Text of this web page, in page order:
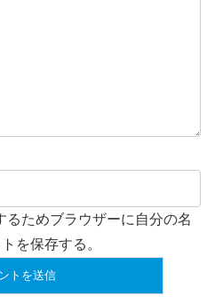
るためブラウザーに自分の名
を保存する。